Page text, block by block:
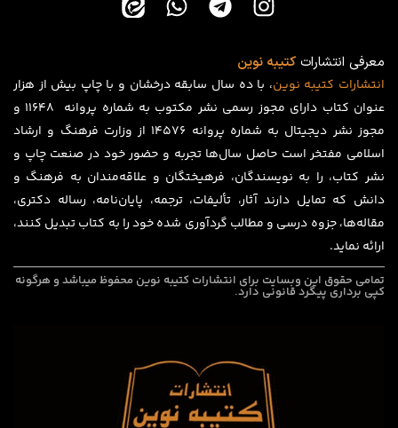
معرفی انتشاراتکتیبه نوین
انتشارات کتیبه نوین، با ده سال سابقه درخشان و با چاپ بیش از هزار
عنوان کتاب دارای مجوز رسمی نشر مکتوب به شماره پروانه ۱۱۶۴۸ و
مجوز نشر دیجیتال به شماره پروانه 14576 از وزارت فرهنگ و ارشاد
اسلامی مفتخر است حاصل سال‌ها تجربه و حضور خود در صنعت چاپ و
نشر کتاب، را به نویسندگان، فرهیختگان و علاقه‌مندان به فرهنگ و
دانش که تمایل دارند آثار، تألیفات، ترجمه، پایان‌نامه، رساله دکتری،
مقاله‌ها، جزوه درسی و مطالب گردآوری شده خود را به کتاب تبدیل کنند،
ارائه نماید.
تمامی حقوق این وبسایت برای انتشارات کتیبه نوین محفوظ میباشد و هرگونه
کپی برداری پیگرد قانونی دارد.